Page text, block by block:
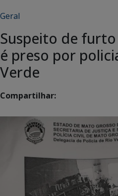
Geral
Suspeito de
é preso por
Verde
Compartilhar: